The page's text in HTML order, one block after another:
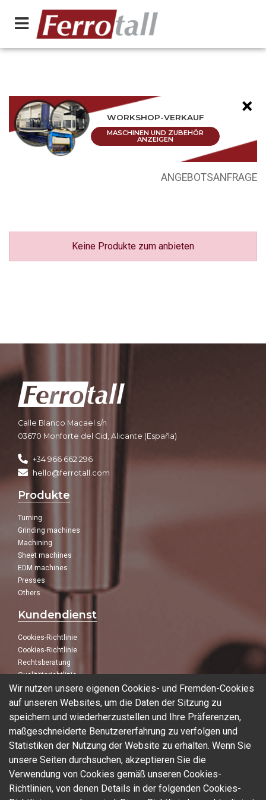
×
WORKSHOP-VERKAUF
MASCHINEN UND ZUBEHÖR
ANZEIGEN
ANGEBOTSANFRAGE
Keine Produkte zum anbieten
Calle Blanco Macael s/n
03670 Monforte del Cid, Alicante (España)
+34 966 662 296
hello@ferrotall.com
Produkte
Turning
Grinding machines
Machining
Sheet machines
EDM machines
Presses
Others
Kundendienst
Cookies-Richtlinie
Cookies-Richtlinie
Rechtsberatung
Qualitätsrichtlinie
Folge uns
In unseren sozialen Netzwerken:
Blog
Wir nutzen unsere eigenen Cookies- und Fremden-Cookies
auf unseren Websites, um die Daten der Sitzung zu
speichern und wiederherzustellen und Ihre Präferenzen,
maßgeschneiderte Benutzererfahrung zu verfolgen und
Statistiken der Nutzung der Website zu erhalten. Wenn Sie
unsere Seiten durchsuchen, akzeptieren Sie die
Verwendung von Cookies gemäß unseren Cookies-
Richtlinien, von denen Details in der folgenden Cookies-